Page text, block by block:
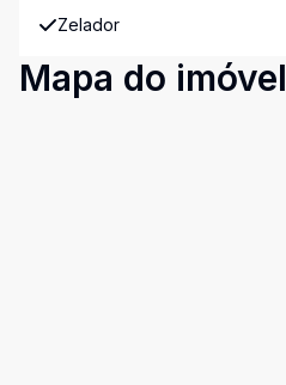
Zelador
Mapa do imóvel